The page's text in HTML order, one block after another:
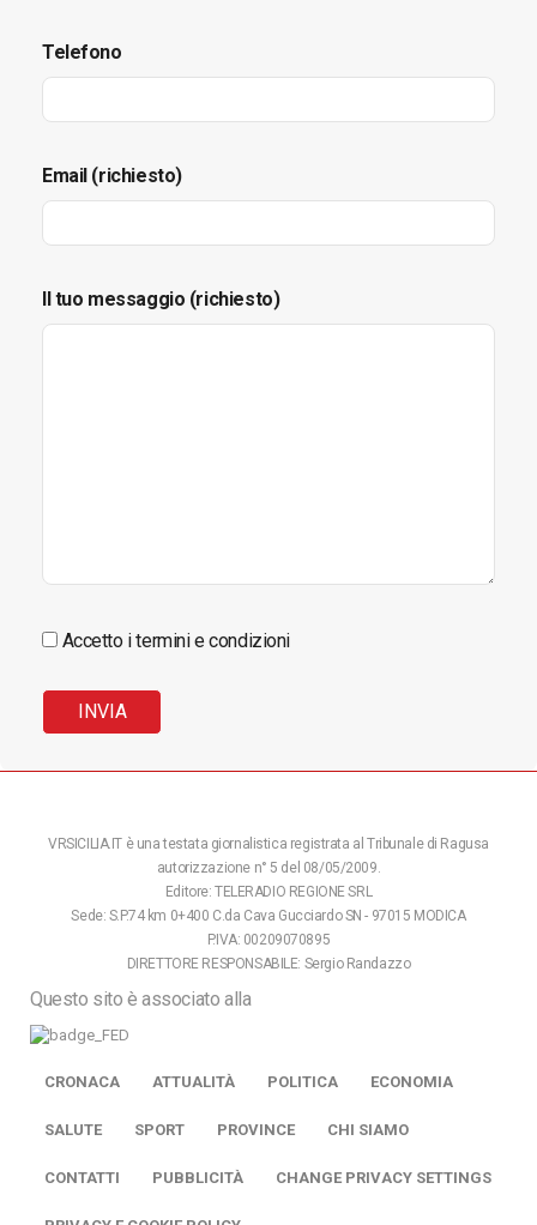
Telefono
Email (richiesto)
Il tuo messaggio (richiesto)
Accetto i termini e condizioni
VRSICILIA.IT è una testata giornalistica registrata al Tribunale di Ragusa
autorizzazione n° 5 del 08/05/2009.
Editore: TELERADIO REGIONE SRL
Sede: S.P.74 km 0+400 C.da Cava Gucciardo SN - 97015 MODICA
P.IVA: 00209070895
DIRETTORE RESPONSABILE: Sergio Randazzo
Questo sito è associato alla
CRONACA ATTUALITÀ POLITICA ECONOMIA
SALUTE SPORT PROVINCE CHI SIAMO
CONTATTI PUBBLICITÀ CHANGE PRIVACY SETTINGS